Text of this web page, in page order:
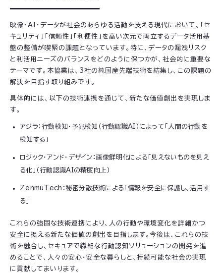
映像・AI・データが社会のあらゆる活動を支える現代において、「セ
キュリティ」「信頼性」「利便性」を高い次元で両立するデータ活用基
盤の整備が喫緊の課題となっています。特に、データの漏洩リスク
と利活用ニーズのバランスをどのように保つかが、社会的に重要な
テーマです。本協業は、3社の純国産先端技術を結集し、この課題の
解決を目指す取り組みです。
具体的には、以下の技術連携を通じて、新たな価値創出を実現しま
す。
アジラ：行動検知・予兆検知（行動認識AI）によって「人間の行動を
検知する」
ロジック・アンド・デザイン：画像鮮明化による「見えないものを見え
る化」（行動認識AIの精度向上）
ZenmuTech：秘密分散技術による「情報を安全に保護し、活用す
る」
これらの強固な技術連携により、人の行動や環境変化を詳細かつ
安全に捉える新たな価値の創出を目指します。今後は、これらの技
術を融合し、セキュアで繊細な行動認知ソリューションの開発を進
めることで、人々の安心・安全な暮らしと、持続可能な社会の実現
に貢献してまいります。